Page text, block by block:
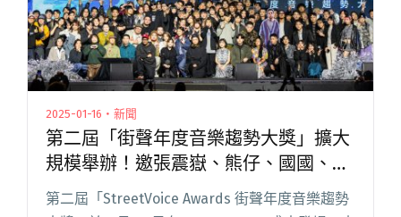
2025-01-16・新聞
第二屆「街聲年度音樂趨勢大獎」擴大
規模舉辦！邀張震嶽、熊仔、國國、鄭
宜農擔任頒獎嘉賓
第二屆「StreetVoice Awards 街聲年度音樂趨勢